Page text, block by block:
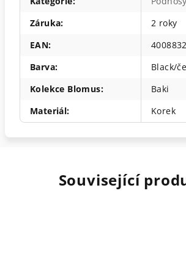
Záruka:
2 roky
EAN:
Barva:
Black/
Kolekce Blomus:
Baki
Materiál: Korek
Související